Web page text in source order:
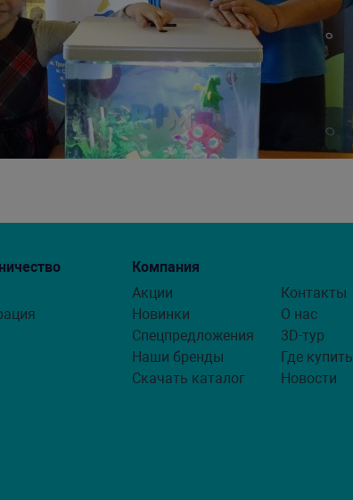
Компания
Акции
Новинки
Спецпредложения
Наши бренды
Скачать каталог
Контакты
О нас
3D-тур
Где купить
Новости